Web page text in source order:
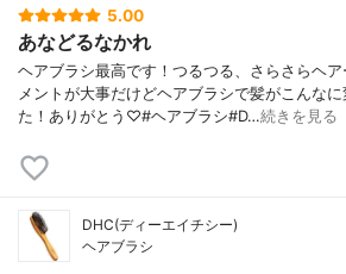
5.00
あなどるなかれ
ヘアブラシ最高です！つるつる、さらさらヘ
メントが大事だけどヘアブラシで髪がこんな
た！ありがとう♡#ヘアブラシ#D…続きを見る
DHC(ディーエイチシー)
ヘアブラシ